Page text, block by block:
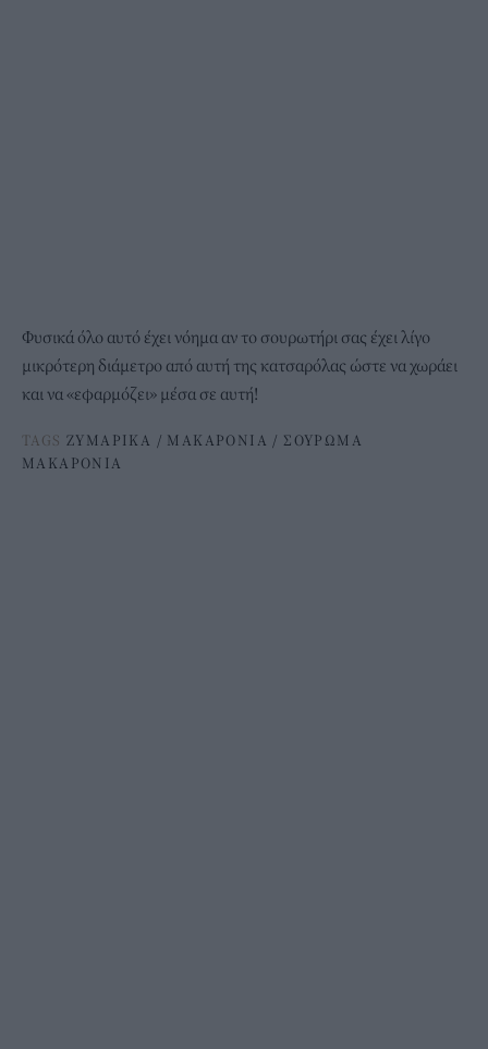
Φυσικά όλο αυτό έχει νόημα αν το σουρωτήρι σας έχει λίγο
μικρότερη διάμετρο από αυτή της κατσαρόλας ώστε να χωράει
και να «εφαρμόζει» μέσα σε αυτή!
TAGS ΖΥΜΑΡΙΚΑ / ΜΑΚΑΡΟΝΙΑ / ΣΟΥΡΩΜΑ
ΜΑΚΑΡΟΝΙΑ